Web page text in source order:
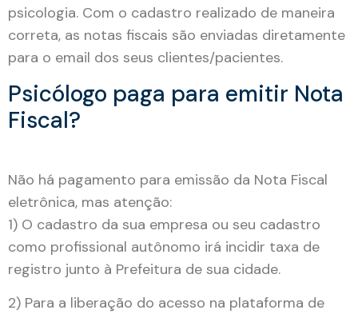
psicologia. Com o cadastro realizado de maneira
correta, as notas fiscais são enviadas diretamente
para o email dos seus clientes/pacientes.
Psicólogo paga para emitir Nota
Fiscal?
Não há pagamento para emissão da Nota Fiscal
eletrônica, mas atenção:
1) O cadastro da sua empresa ou seu cadastro
como profissional autônomo irá incidir taxa de
registro junto à Prefeitura de sua cidade.
2) Para a liberação do acesso na plataforma de